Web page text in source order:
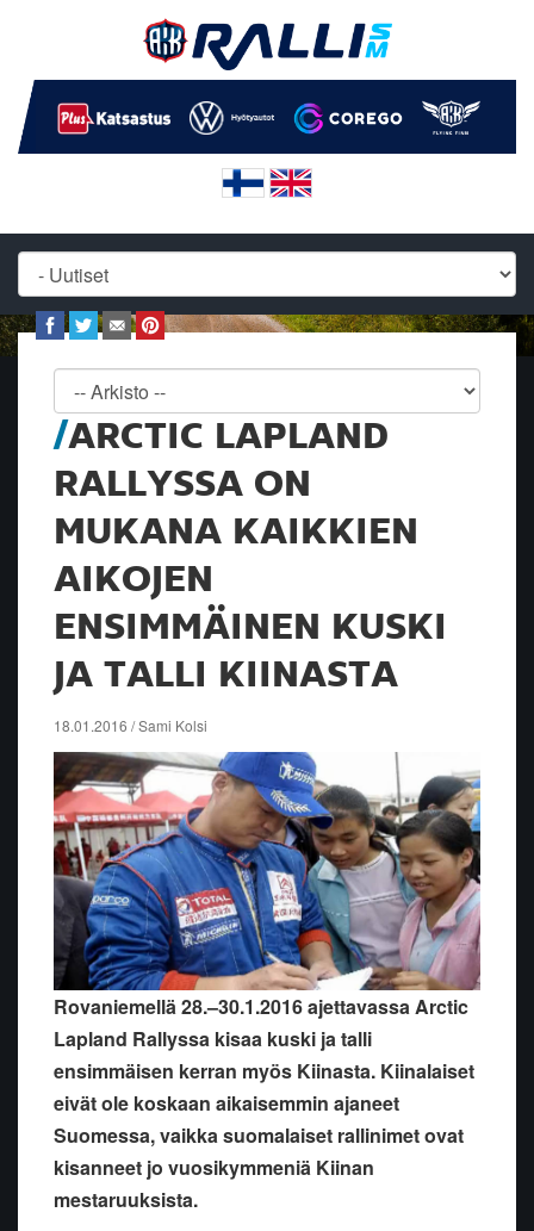
ARCTIC LAPLAND
RALLYSSA ON
MUKANA KAIKKIEN
AIKOJEN
ENSIMMÄINEN KUSKI
JA TALLI KIINASTA
18.01.2016 / Sami Kolsi
Rovaniemellä 28.–30.1.2016 ajettavassa Arctic
Lapland Rallyssa kisaa kuski ja talli
ensimmäisen kerran myös Kiinasta. Kiinalaiset
eivät ole koskaan aikaisemmin ajaneet
Suomessa, vaikka suomalaiset rallinimet ovat
kisanneet jo vuosikymmeniä Kiinan
mestaruuksista.